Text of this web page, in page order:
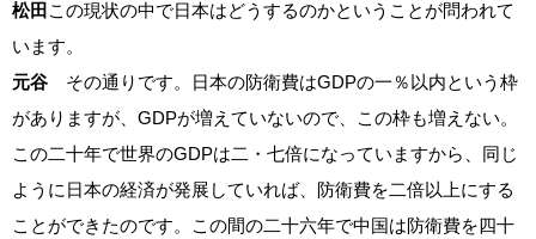
松田 この現状の中で日本はどうするのかということが問われて
います。
元谷 その通りです。日本の防衛費はGDPの一％以内という枠
がありますが、GDPが増えていないので、この枠も増えない。
この二十年で世界のGDPは二・七倍になっていますから、同じ
ように日本の経済が発展していれば、防衛費を二倍以上にする
ことができたのです。この間の二十六年で中国は防衛費を四十